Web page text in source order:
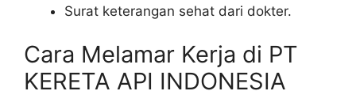
Surat keterangan sehat dari dokter.
Cara Melamar Kerja di PT
KERETA API INDONESIA